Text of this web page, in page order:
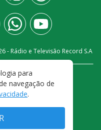
- Rádio e Televisão Record S.A
PRIVACIDADE
DE USO
para
navegação de
.